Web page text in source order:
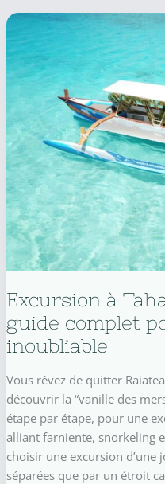
à
Raiatea
Taha’a
Nos
spots
préférés
pour
débutants
et
familles
Excursion à
guide complet
inoubliable
Vous rêvez de quitter
découvrir la “vanille des
étape par étape, pour une
alliant farniente, snorkeling
choisir une excursion d’une
séparées que par un étroit